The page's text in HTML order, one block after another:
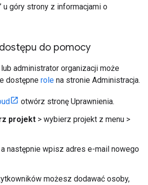
u góry strony z informacjami o
do pomocy
administrator organizacji może
dostępne role na stronie Administracja.
otwórz stronę Uprawnienia.
projekt > wybierz projekt z menu >
a następnie wpisz adres e-mail nowego
możesz dodawać osoby,